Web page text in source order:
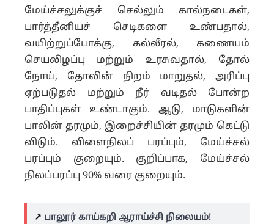
மேய்ச்சலுக்குச் செல்லும் கால்நடைகள்,
பார்த்தீனியச் செடிகளை உண்பதால்,
வயிற்றுப்போக்கு, கல்லீரல், கணையம்
செயலிழப்பு மற்றும் உரசுவதால், தோல்
நோய், தோலின் நிறம் மாறுதல், அரிப்பு
ஏற்படுதல் மற்றும் நீர் வடிதல் போன்ற
பாதிப்புகள் உண்டாகும். ஆடு, மாடுகளின்
பாலின் தரமும், இறைச்சியின் தரமும் கெட்டு
விடும். விளைநிலப் பரப்பும், மேய்ச்சல்
பரப்பும் குறையும். குறிப்பாக, மேய்ச்சல்
நிலப்பரப்பு 90% வரை குறையும்.
↗️ பாலூர் காய்கறி ஆராய்ச்சி நிலையம்!